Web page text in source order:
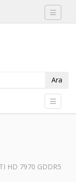
Toggle
Ara
Toggle
HD 7970 GDDR5